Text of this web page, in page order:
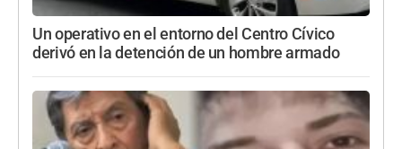
Un operativo en el entorno del Centro Cívico
derivó en la detención de un hombre armado